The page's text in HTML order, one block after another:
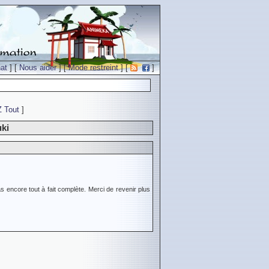
] [Nous aider] [Mode restreint] [ ]
Tout]
encore tout à fait complète. Merci de revenir plus